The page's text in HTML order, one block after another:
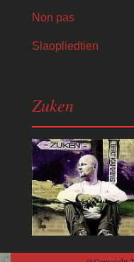
Non pas
Slaopliedtien
Zuken